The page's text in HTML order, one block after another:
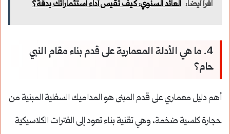
اقرأ أيضاً: العائد السنوي: كيف تقيس أداء استثماراتك بدقة؟
4. ما هي الأدلة المعمارية على قدم بناء مقام النبي
حام؟
أهم دليل معماري على قدم المبنى هو المداميك السفلية المبنية من
حجارة كلسية ضخمة، وهي تقنية بناء تعود إلى الفترات الكلاسيكية